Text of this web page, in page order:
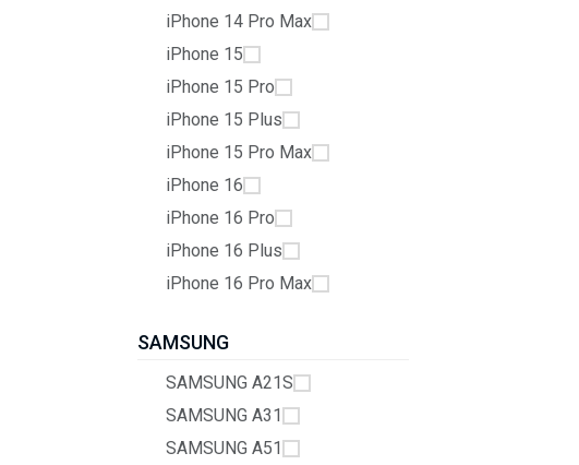
iPhone 14 Pro Max
iPhone 15
iPhone 15 Pro
iPhone 15 Plus
iPhone 15 Pro Max
iPhone 16
iPhone 16 Pro
iPhone 16 Plus
iPhone 16 Pro Max
SAMSUNG
SAMSUNG A21S
SAMSUNG A31
SAMSUNG A51